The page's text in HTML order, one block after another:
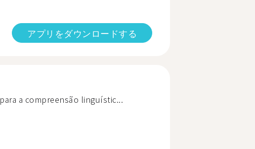
アプリをダウンロードする
a compreensão linguístic...